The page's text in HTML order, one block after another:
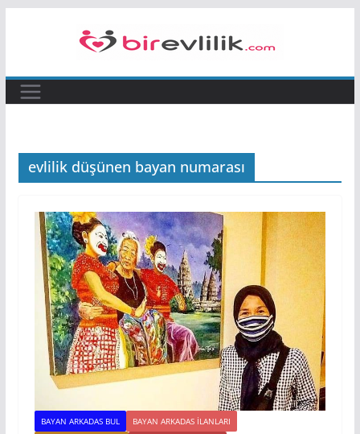
evlilik düşünen bayan numarası
BAYAN ARKADAS BUL
BAYAN ARKADAS ILANLARI